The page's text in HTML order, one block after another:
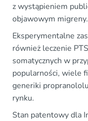
z wystąpieniem
objawowym migreny.
Eksperymentalne
również leczenie
somatycznych w
popularności, wiele
generiki
rynku.
Stan patentowy dla